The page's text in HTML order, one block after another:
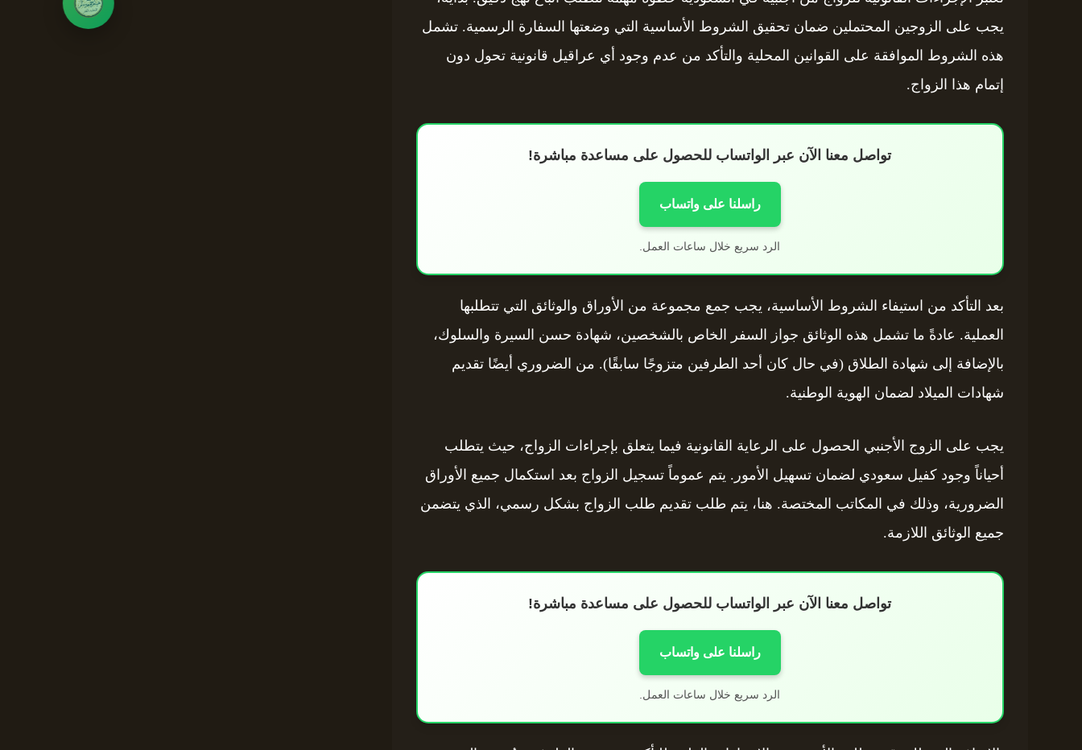
يجب على الزوجين المحتملين ضمان تحقيق الشروط الأساسية التي وضعتها السفارة الرسمية. تشمل
هذه الشروط الموافقة على القوانين المحلية والتأكد من عدم وجود أي عراقيل قانونية تحول دون
إتمام هذا الزواج.
تواصل معنا الآن عبر الواتساب للحصول على مساعدة مباشرة!
راسلنا على واتساب
الرد سريع خلال ساعات العمل.
بعد التأكد من استيفاء الشروط الأساسية، يجب جمع مجموعة من الأوراق والوثائق التي تتطلبها
العملية. عادةً ما تشمل هذه الوثائق جواز السفر الخاص بالشخصين، شهادة حسن السيرة والسلوك،
بالإضافة إلى شهادة الطلاق (في حال كان أحد الطرفين متزوجًا سابقًا). من الضروري أيضًا تقديم
شهادات الميلاد لضمان الهوية الوطنية.
يجب على الزوج الأجنبي الحصول على الرعاية القانونية فيما يتعلق بإجراءات الزواج، حيث يتطلب
أحياناً وجود كفيل سعودي لضمان تسهيل الأمور. يتم عموماً تسجيل الزواج بعد استكمال جميع الأوراق
الضرورية، وذلك في المكاتب المختصة. هنا، يتم طلب تقديم طلب الزواج بشكل رسمي، الذي يتضمن
جميع الوثائق اللازمة.
تواصل معنا الآن عبر الواتساب للحصول على مساعدة مباشرة!
راسلنا على واتساب
الرد سريع خلال ساعات العمل.